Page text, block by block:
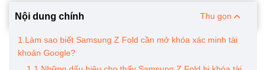
Nội dung chính Thu gọn
1.Làm sao biết Samsung Z Fold cần mở khóa xác minh tài
khoản Google?